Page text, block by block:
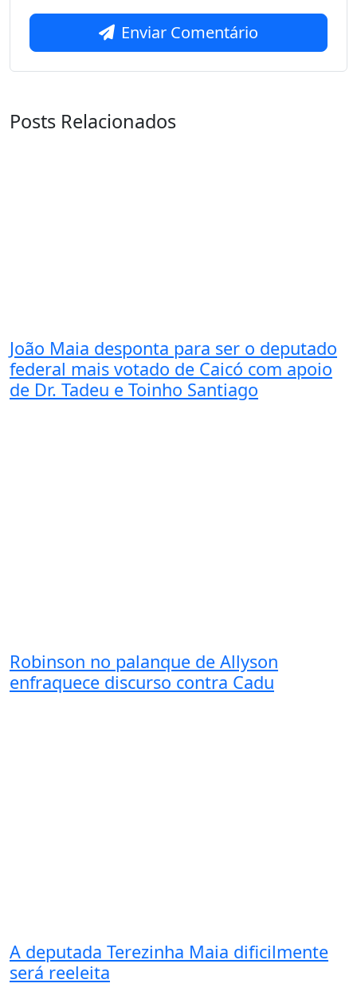
Enviar Comentário
Posts Relacionados
João Maia desponta para ser o deputado
federal mais votado de Caicó com apoio
de Dr. Tadeu e Toinho Santiago
Robinson no palanque de Allyson
enfraquece discurso contra Cadu
A deputada Terezinha Maia dificilmente
será reeleita